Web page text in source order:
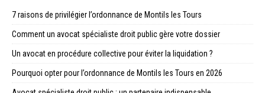
7 raisons de privilégier l’ordonnance de Montils les Tours
Comment un avocat spécialiste droit public gère votre dossier
Un avocat en procédure collective pour éviter la liquidation ?
Pourquoi opter pour l’ordonnance de Montils les Tours en 2026